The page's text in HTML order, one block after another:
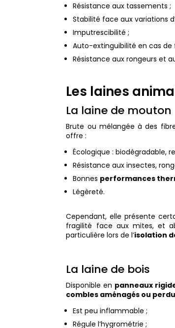
Résistance aux tassements ;
Stabilité face aux variations
Imputrescibilité ;
Auto-extinguibilité en cas de
Résistance aux rongeurs et
Les laines
La laine de mouton
Brute ou mélangée à des
offre :
Écologique : biodégradable,
Résistance aux insectes,
Bonnes performances
Légèreté.
Cependant, elle présente
fragilité face aux mites, et
particulière lors de l’isolation
La laine de bois
Disponible en panneaux
combles aménagés ou
Est peu inflammable ;
Régule l’hygrométrie ;